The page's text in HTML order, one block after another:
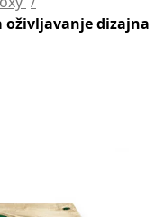
oživljavanje dizajna